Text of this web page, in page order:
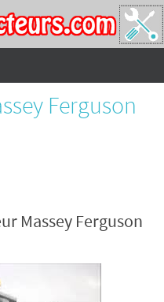
Ferguson
Massey Ferguson